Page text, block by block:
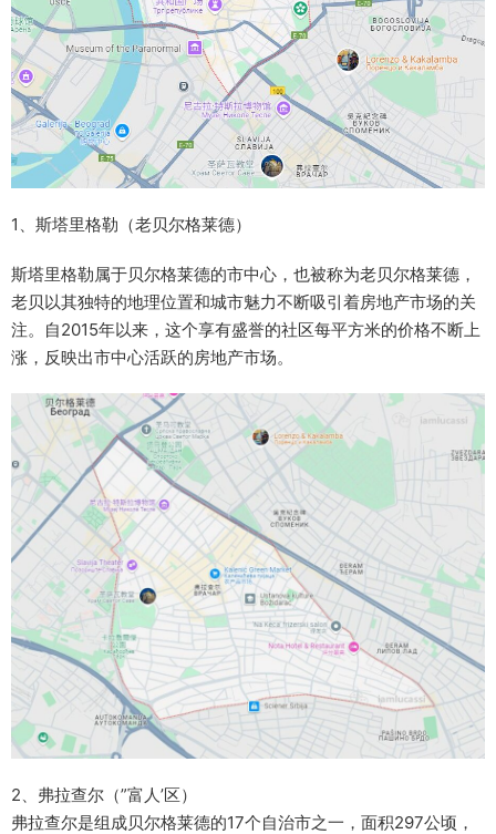
1、斯塔里格勒（老贝尔格莱德）
斯塔里格勒属于贝尔格莱德的市中心，也被称为老贝尔格莱德，
老贝以其独特的地理位置和城市魅力不断吸引着房地产市场的关
注。自2015年以来，这个享有盛誉的社区每平方米的价格不断上
涨，反映出市中心活跃的房地产市场。
2、弗拉查尔（”富人’区）
弗拉查尔是组成贝尔格莱德的17个自治市之一，面积297公顷，